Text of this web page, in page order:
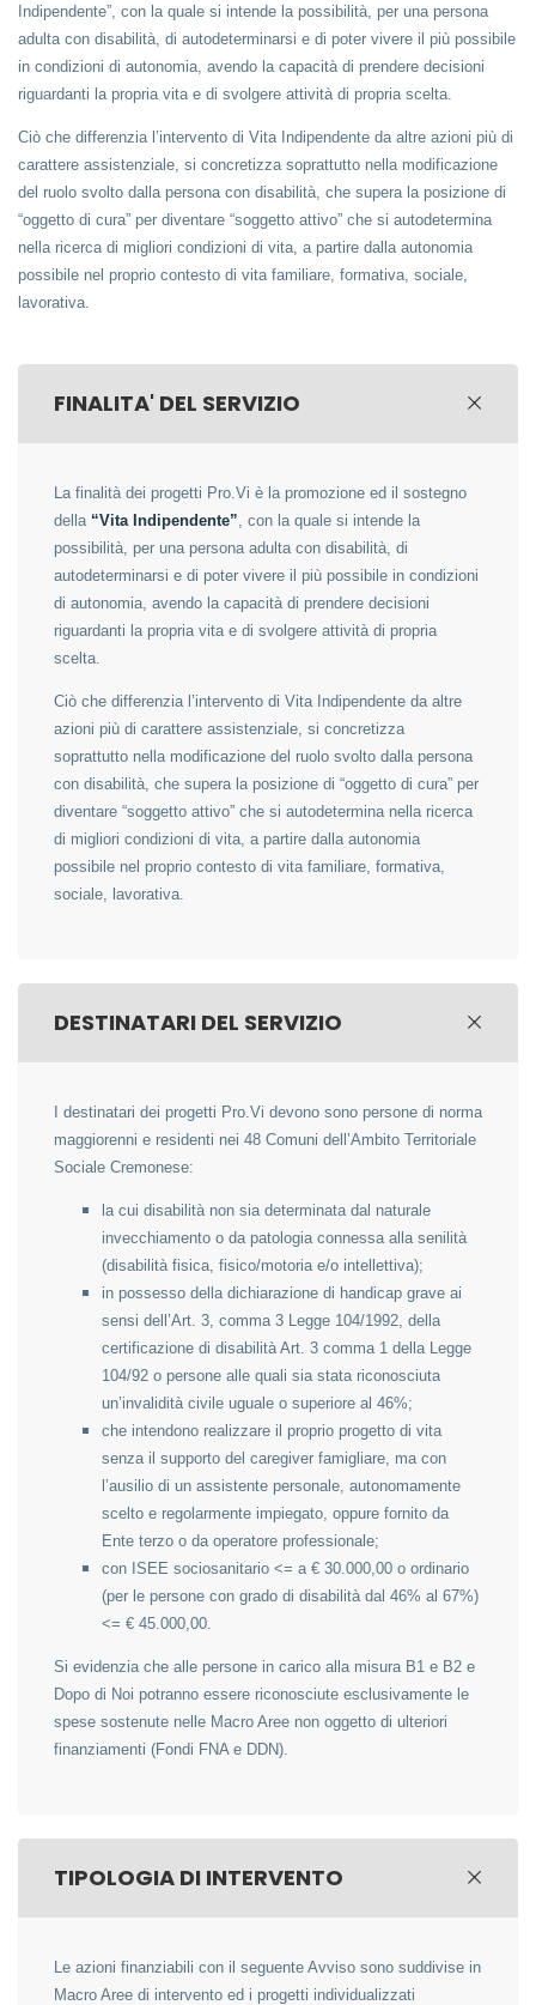
Indipendente”, con la quale si intende la possibilità, per una persona
adulta con disabilità, di autodeterminarsi e di poter vivere il più possibile
in condizioni di autonomia, avendo la capacità di prendere decisioni
riguardanti la propria vita e di svolgere attività di propria scelta.
Ciò che differenzia l’intervento di Vita Indipendente da altre azioni più di
carattere assistenziale, si concretizza soprattutto nella modificazione
del ruolo svolto dalla persona con disabilità, che supera la posizione di
“oggetto di cura” per diventare “soggetto attivo” che si autodetermina
nella ricerca di migliori condizioni di vita, a partire dalla autonomia
possibile nel proprio contesto di vita familiare, formativa, sociale,
lavorativa.
FINALITA' DEL SERVIZIO
La finalità dei progetti Pro.Vi è la promozione ed il sostegno
della “Vita Indipendente” , con la quale si intende la
possibilità, per una persona adulta con disabilità, di
autodeterminarsi e di poter vivere il più possibile in condizioni
di autonomia, avendo la capacità di prendere decisioni
riguardanti la propria vita e di svolgere attività di propria
scelta.
Ciò che differenzia l’intervento di Vita Indipendente da altre
azioni più di carattere assistenziale, si concretizza
soprattutto nella modificazione del ruolo svolto dalla persona
con disabilità, che supera la posizione di “oggetto di cura” per
diventare “soggetto attivo” che si autodetermina nella ricerca
di migliori condizioni di vita, a partire dalla autonomia
possibile nel proprio contesto di vita familiare, formativa,
sociale, lavorativa.
DESTINATARI DEL SERVIZIO
I destinatari dei progetti Pro.Vi devono sono persone di norma
maggiorenni e residenti nei 48 Comuni dell’Ambito Territoriale
Sociale Cremonese:
la cui disabilità non sia determinata dal naturale
invecchiamento o da patologia connessa alla senilità
(disabilità fisica, fisico/motoria e/o intellettiva);
in possesso della dichiarazione di handicap grave ai
sensi dell’Art. 3, comma 3 Legge 104/1992, della
certificazione di disabilità Art. 3 comma 1 della Legge
104/92 o persone alle quali sia stata riconosciuta
un’invalidità civile uguale o superiore al 46%;
che intendono realizzare il proprio progetto di vita
senza il supporto del caregiver famigliare, ma con
l’ausilio di un assistente personale, autonomamente
scelto e regolarmente impiegato, oppure fornito da
Ente terzo o da operatore professionale;
con ISEE sociosanitario <= a € 30.000,00 o ordinario
(per le persone con grado di disabilità dal 46% al 67%)
<= € 45.000,00.
Si evidenzia che alle persone in carico alla misura B1 e B2 e
Dopo di Noi potranno essere riconosciute esclusivamente le
spese sostenute nelle Macro Aree non oggetto di ulteriori
finanziamenti (Fondi FNA e DDN).
TIPOLOGIA DI INTERVENTO
Le azioni finanziabili con il seguente Avviso sono suddivise in
Macro Aree di intervento ed i progetti individualizzati